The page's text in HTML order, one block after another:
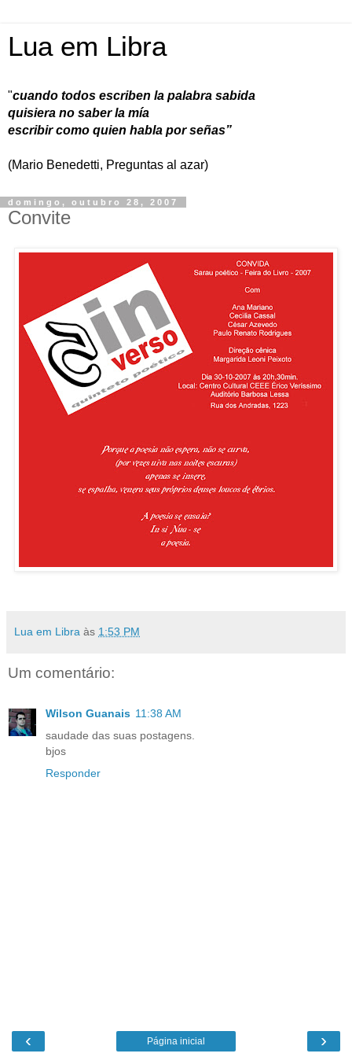
Lua em Libra
"cuando todos escriben la palabra sabida
quisiera no saber la mía
escribir como quien habla por señas”
(Mario Benedetti, Preguntas al azar)
domingo, outubro 28, 2007
Convite
Lua em Libra às 1:53 PM
Um comentário:
Wilson Guanais 11:38 AM
saudade das suas postagens.
bjos
Responder
‹ ›
Página inicial